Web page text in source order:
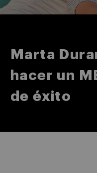
Marta
hacer un
de éxito